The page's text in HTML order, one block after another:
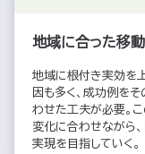
地域に合った移
地域に根付き実効を
因も多く、成功例を
わせた工夫が必要。
変化に合わせながら
実現を目指していく。